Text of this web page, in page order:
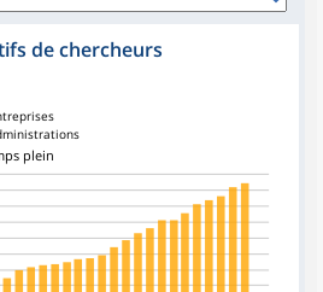
de chercheurs
plein